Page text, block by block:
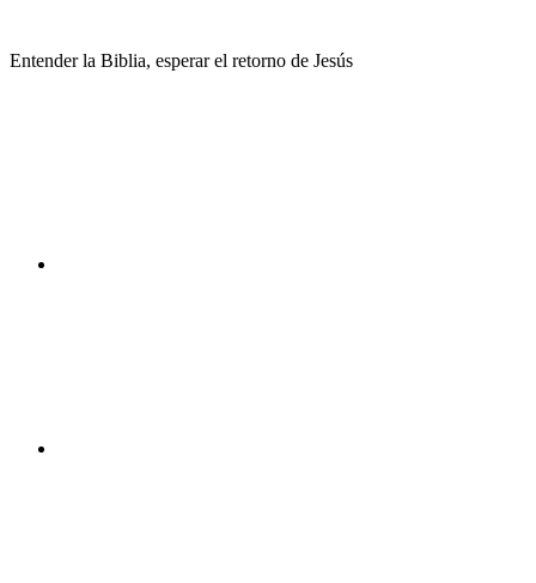
contenido
Entender la Biblia, esperar el retorno de Jesús